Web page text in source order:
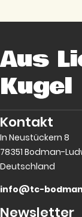
Aus
Kugel
Kontakt
In Neustückern 8
78351 Bodman-
Deutschland
info@tc-
Newsletter